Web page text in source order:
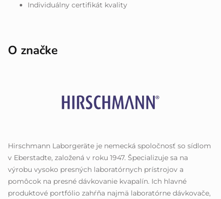
Individuálny certifikát kvality
O značke
Hirschmann Laborgeräte je nemecká spoločnosť so sídlom
v Eberstadte, založená v roku 1947. Špecializuje sa na
výrobu vysoko presných laboratórnych prístrojov a
pomôcok na presné dávkovanie kvapalín. Ich hlavné
produktové portfólio zahŕňa najmä laboratórne dávkovače,